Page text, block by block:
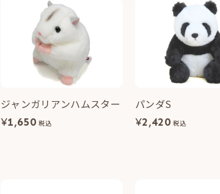
ジャンガリアンハムスター
¥1,650 税込
パンダS
¥2,420 税込